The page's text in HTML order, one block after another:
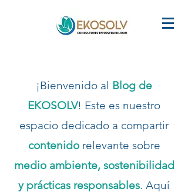
¡Bienvenido al Blog de
EKOSOLV! Este es nuestro
espacio dedicado a compartir
contenido relevante sobre
medio ambiente, sostenibilidad
y prácticas responsables. Aquí